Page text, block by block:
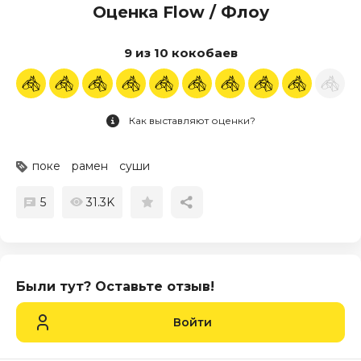
Оценка Flow / Флоу
9 из 10 кокобаев
Как выставляют оценки?
поке рамен суши
5 31.3K
Были тут? Оставьте отзыв!
Войти